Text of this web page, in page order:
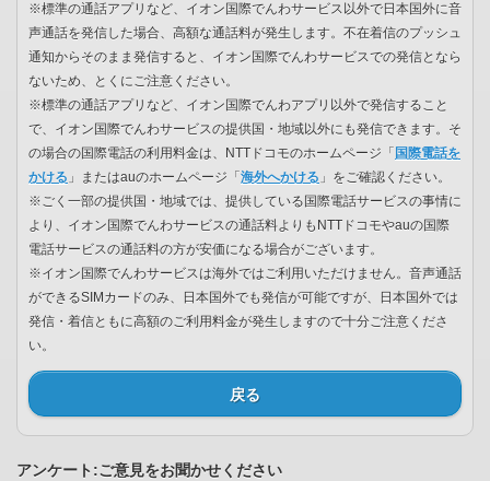
※標準の通話アプリなど、イオン国際でんわサービス以外で日本国外に音
声通話を発信した場合、高額な通話料が発生します。不在着信のプッシュ
通知からそのまま発信すると、イオン国際でんわサービスでの発信となら
ないため、とくにご注意ください。
※標準の通話アプリなど、イオン国際でんわアプリ以外で発信すること
で、イオン国際でんわサービスの提供国・地域以外にも発信できます。そ
の場合の国際電話の利用料金は、NTTドコモのホームページ「 国際電話を
かける 」またはauのホームページ「 海外へかける 」をご確認ください。
※ごく一部の提供国・地域では、提供している国際電話サービスの事情に
より、イオン国際でんわサービスの通話料よりもNTTドコモやauの国際
電話サービスの通話料の方が安価になる場合がございます。
※イオン国際でんわサービスは海外ではご利用いただけません。音声通話
ができるSIMカードのみ、日本国外でも発信が可能ですが、日本国外では
発信・着信ともに高額のご利用料金が発生しますので十分ご注意くださ
い。
戻る
アンケート:ご意見をお聞かせください